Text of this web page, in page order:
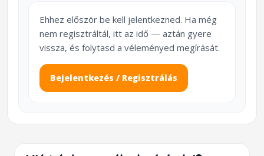
Ehhez először be kell jelentkezned. Ha még
nem regisztráltál, itt az idő — aztán gyere
vissza, és folytasd a véleményed megírását.
Bejelentkezés / Regisztrálás